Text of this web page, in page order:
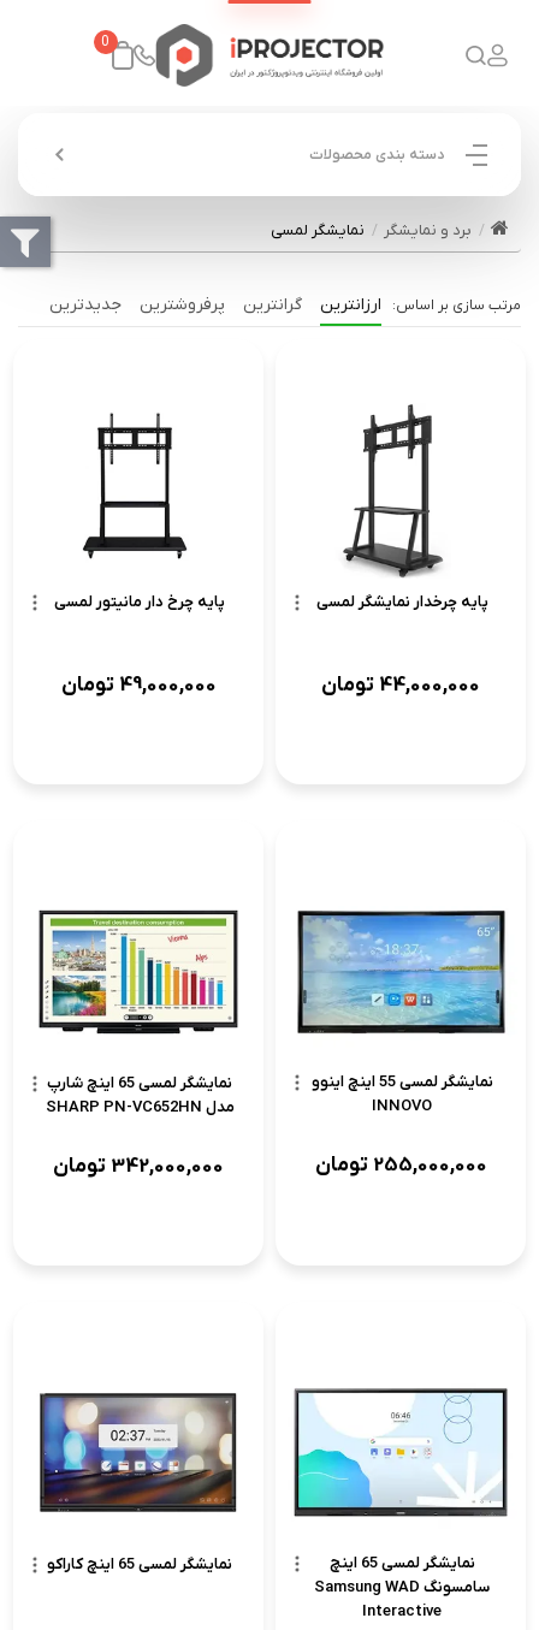
0
دسته بندی محصولات
برد و نمایشگر نمایشگر لمسی
ارزانترین گرانترین پرفروشترین جدیدترین
پایه چرخدار نمایشگر لمسی
44,000,000 تومان
پایه چرخ دار مانیتور لمسی
49,000,000 تومان
نمایشگر لمسی 55 اینچ اینوو
INNOVO
255,000,000 تومان
نمایشگر لمسی 65 اینچ شارپ
مدل SHARP PN-VC652HN
342,000,000 تومان
نمایشگر لمسی 65 اینچ
سامسونگ Samsung WAD
Interactive
نمایشگر لمسی 65 اینچ کاراکو